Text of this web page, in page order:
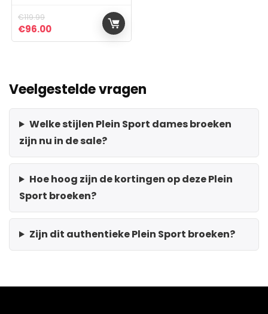
€119.99
Oorspronkelijke prijs was: €119.99.
€96.00Huidige prijs is: €96.00.
Veelgestelde vragen
Welke stijlen Plein Sport dames broeken
zijn nu in de sale?
Hoe hoog zijn de kortingen op deze Plein
Sport broeken?
Zijn dit authentieke Plein Sport broeken?